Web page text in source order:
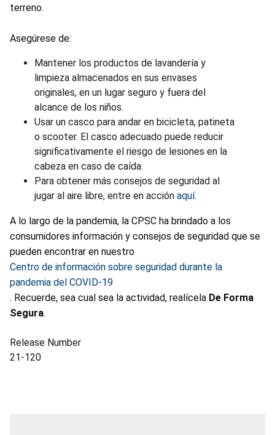
terreno.
Asegúrese de:
Mantener los productos de lavandería y
limpieza almacenados en sus envases
originales, en un lugar seguro y fuera del
alcance de los niños.
Usar un casco para andar en bicicleta, patineta
o scooter. El casco adecuado puede reducir
significativamente el riesgo de lesiones en la
cabeza en caso de caída.
Para obtener más consejos de seguridad al
jugar al aire libre, entre en acción aquí.
A lo largo de la pandemia, la CPSC ha brindado a los
consumidores información y consejos de seguridad que se
pueden encontrar en nuestro
Centro de información sobre seguridad durante la
pandemia del COVID-19
. Recuerde, sea cual sea la actividad, realícela De Forma
Segura.
Release Number
21-120